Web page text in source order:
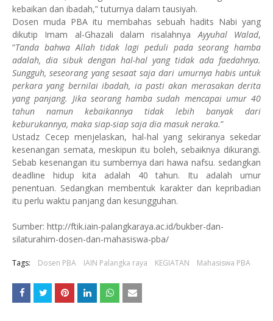
kebaikan dan ibadah,” tuturnya dalam tausiyah.
Dosen muda PBA itu membahas sebuah hadits Nabi yang
dikutip Imam al-Ghazali dalam risalahnya Ayyuhal Walad,
“Tanda bahwa Allah tidak lagi peduli pada seorang hamba
adalah, dia sibuk dengan hal-hal yang tidak ada faedahnya.
Sungguh, seseorang yang sesaat saja dari umurnya habis untuk
perkara yang bernilai ibadah, ia pasti akan merasakan derita
yang panjang. Jika seorang hamba sudah mencapai umur 40
tahun namun kebaikannya tidak lebih banyak dari
keburukannya, maka siap-siap saja dia masuk neraka.”
Ustadz Cecep menjelaskan, hal-hal yang sekiranya sekedar
kesenangan semata, meskipun itu boleh, sebaiknya dikurangi.
Sebab kesenangan itu sumbernya dari hawa nafsu. sedangkan
deadline hidup kita adalah 40 tahun. Itu adalah umur
penentuan. Sedangkan membentuk karakter dan kepribadian
itu perlu waktu panjang dan kesungguhan.
Sumber: http://ftik.iain-palangkaraya.ac.id/bukber-dan-
silaturahim-dosen-dan-mahasiswa-pba/
Tags: Dosen PBA IAIN Palangka raya KEGIATAN Mahasiswa PBA